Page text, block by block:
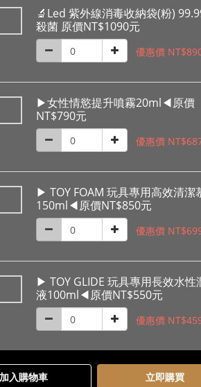
🔬Led 紫外線消毒收納袋(粉)
殺菌 原價NT$1090元
優惠價
▶女性情慾提升噴霧20ml◀原價
NT$790元
優惠價
▶ TOY FOAM 玩具專用高效清潔
150ml◀原價NT$850元
優惠價
▶ TOY GLIDE 玩具專用長效水性
液100ml◀原價NT$550元
優惠價
加入購物車 立即購買